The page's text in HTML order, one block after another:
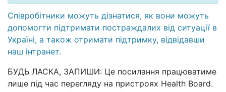
Співробітники можуть дізнатися, як вони можуть
допомогти підтримати постраждалих від ситуації в
Україні, а також отримати підтримку, відвідавши
наш інтранет.
БУДЬ ЛАСКА, ЗАПИШИ: Це посилання працюватиме
лише під час перегляду на пристроях Health Board.